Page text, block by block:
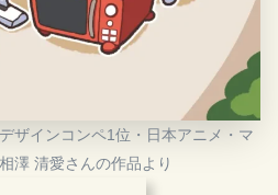
ザインコンペ1位・日本アニメ・マ
澤 清愛さんの作品より